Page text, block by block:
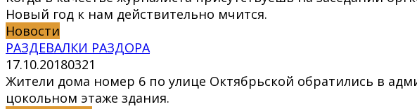
Новый год к нам действительно мчится.
Новости
РАЗДЕВАЛКИ РАЗДОРА
17.10.20180321
Жители дома номер 6 по улице Октябрьской обратились в
цокольном этаже здания.